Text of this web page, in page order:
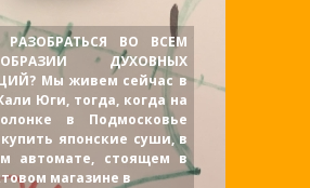
ВО ВСЕМ
ДУХОВНЫХ
Мы живем сейчас в
Юги, тогда, когда на
в Подмосковье
японские суши, в
автомате, стоящем в
магазине в